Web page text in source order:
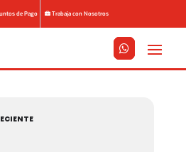
de Pago Trabaja con Nosotros


